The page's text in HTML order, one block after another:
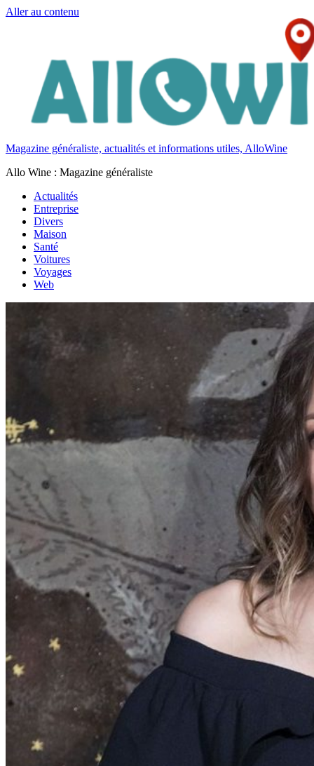
Aller au contenu
Magazine généraliste, actualités et informations utiles, AlloWine
Allo Wine : Magazine généraliste
Actualités
Entreprise
Divers
Maison
Santé
Voitures
Voyages
Web